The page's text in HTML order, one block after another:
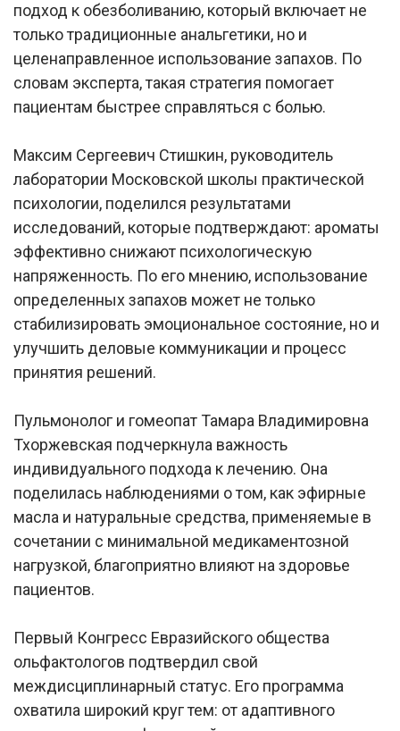
подход к обезболиванию, который включает не
только традиционные анальгетики, но и
целенаправленное использование запахов. По
словам эксперта, такая стратегия помогает
пациентам быстрее справляться с болью.
Максим Сергеевич Стишкин, руководитель
лаборатории Московской школы практической
психологии, поделился результатами
исследований, которые подтверждают: ароматы
эффективно снижают психологическую
напряженность. По его мнению, использование
определенных запахов может не только
стабилизировать эмоциональное состояние, но и
улучшить деловые коммуникации и процесс
принятия решений.
Пульмонолог и гомеопат Тамара Владимировна
Тхоржевская подчеркнула важность
индивидуального подхода к лечению. Она
поделилась наблюдениями о том, как эфирные
масла и натуральные средства, применяемые в
сочетании с минимальной медикаментозной
нагрузкой, благоприятно влияют на здоровье
пациентов.
Первый Конгресс Евразийского общества
ольфактологов подтвердил свой
междисциплинарный статус. Его программа
охватила широкий круг тем: от адаптивного